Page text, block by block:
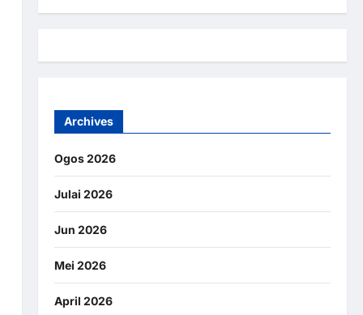
Archives
Ogos 2026
Julai 2026
Jun 2026
Mei 2026
April 2026